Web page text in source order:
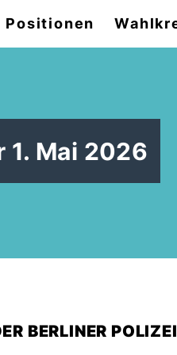
Positionen
Mai 2026
BERLINER